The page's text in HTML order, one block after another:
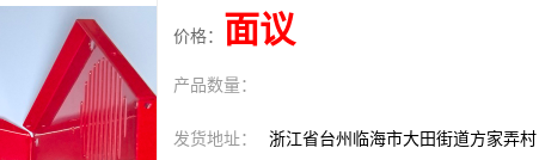
价格： 面议
产品数量：
发货地址： 浙江省台州临海市大田街道方家弄村